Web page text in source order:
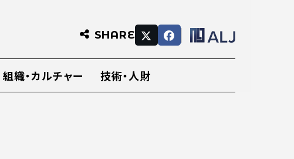
SHARE
組織・カルチャー 技術・人財